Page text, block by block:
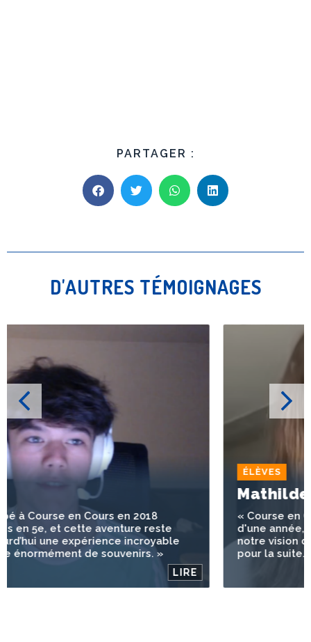
PARTAGER :
D'AUTRES TÉMOIGNAGES
ÉLÈVES
Mathilde Z
« Course en Cours n'est pas juste un concours
d'une année, c'est une expérience qui change
notre vision de l'avenir et nous donne des clés
pour la suite. »